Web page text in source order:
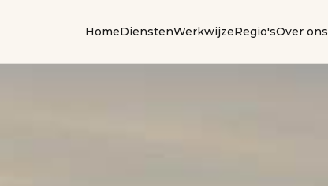
HomeDienstenWerkwijzeRegio'sOver ons